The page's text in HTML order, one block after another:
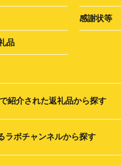
感謝状等
品
紹介された返礼品から探す
ラボチャンネルから探す